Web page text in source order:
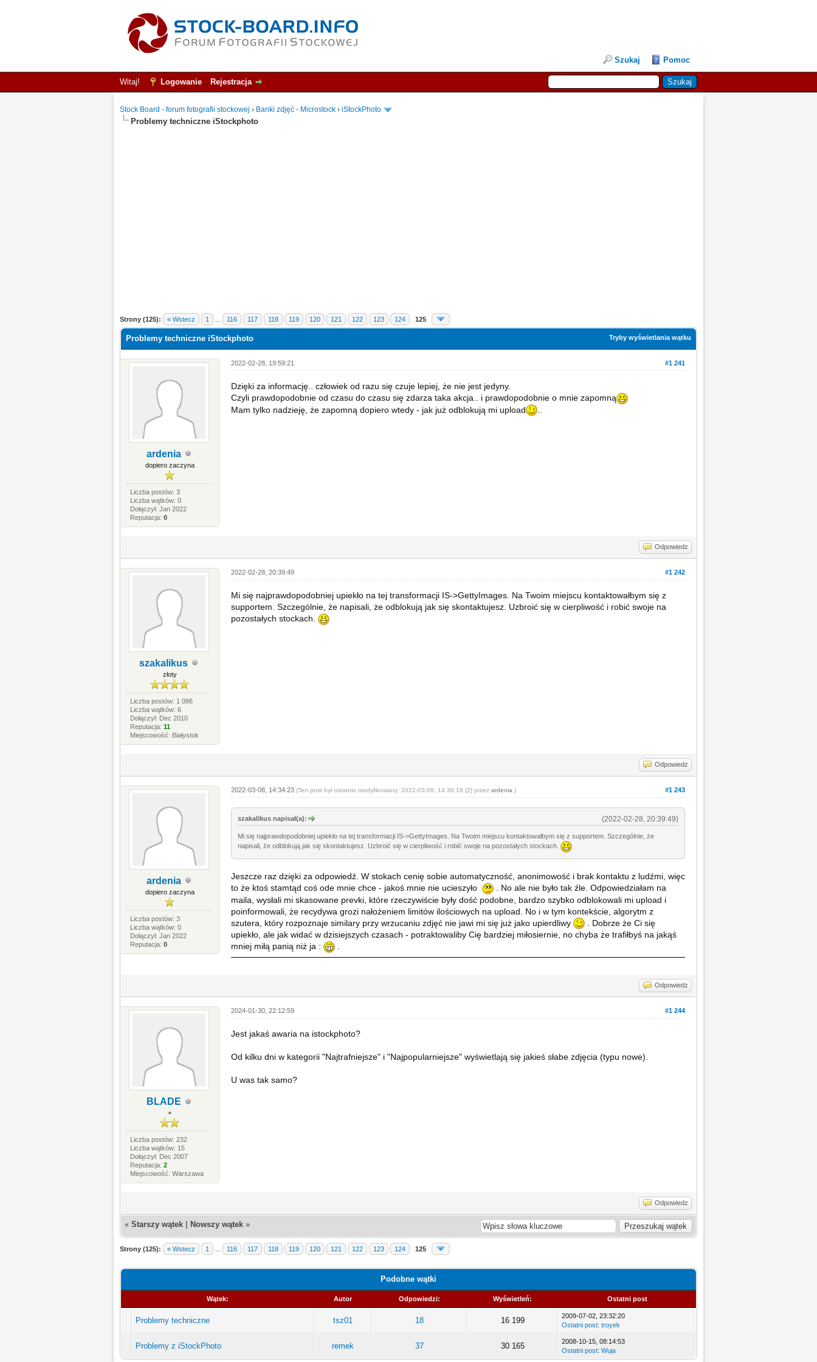
Szukaj Pomoc
Witaj! Logowanie Rejestracja
Stock Board - forum fotografii stockowej › Banki zdjęć - Microstock › iStockPhoto
Problemy techniczne iStockphoto
Strony (125): « Wstecz 1 116 117 118 119 120 121 122 123 124 125
Tryby wyświetlania wątku
Problemy techniczne iStockphoto
ardenia
dopiero zaczyna
Liczba postów: 3
Liczba wątków: 0
Dołączył: Jan 2022
Reputacja:0
#1 241
2022-02-28, 19:59:21
Dzięki za informację.. człowiek od razu się czuje lepiej, że nie jest jedyny.
Czyli prawdopodobnie od czasu do czasu się zdarza taka akcja.. i prawdopodobnie o mnie zapomną
Mam tylko nadzieję, że zapomną dopiero wtedy - jak już odblokują mi upload
..
Odpowiedz
szakalikus
złoty
Liczba postów: 1 086
Liczba wątków: 6
Dołączył: Dec 2010
Reputacja:11
Miejscowość: Białystok
#1 242
2022-02-28, 20:39:49
Mi się najprawdopodobniej upiekło na tej transformacji IS->GettyImages. Na Twoim miejscu kontaktowałbym się z
supportem. Szczególnie, że napisali, że odblokują jak się skontaktujesz. Uzbroić się w cierpliwość i robić swoje na
pozostałych stockach.
Odpowiedz
ardenia
dopiero zaczyna
Liczba postów: 3
Liczba wątków: 0
Dołączył: Jan 2022
Reputacja:0
#1 243
2022-03-08, 14:34:23 (Ten post był ostatnio modyfikowany: 2022-03-08, 14:36:18 {2} przez ardenia .)
(2022-02-28, 20:39:49)
szakalikus napisał(a):
Mi się najprawdopodobniej upiekło na tej transformacji IS->GettyImages. Na Twoim miejscu kontaktowałbym się z supportem. Szczególnie, że
napisali, że odblokują jak się skontaktujesz. Uzbroić się w cierpliwość i robić swoje na pozostałych stockach.
Jeszcze raz dzięki za odpowiedź. W stokach cenię sobie automatyczność, anonimowość i brak kontaktu z ludźmi, więc
to że ktoś stamtąd coś ode mnie chce - jakoś mnie nie ucieszyło
. No ale nie było tak źle. Odpowiedziałam na
maila, wysłali mi skasowane prevki, które rzeczywiście były dość podobne, bardzo szybko odblokowali mi upload i
poinformowali, że recydywa grozi nałożeniem limitów ilościowych na upload. No i w tym kontekście, algorytm z
szutera, który rozpoznaje similary przy wrzucaniu zdjęć nie jawi mi się już jako upierdliwy
. Dobrze że Ci się
upiekło, ale jak widać w dzisiejszych czasach - potraktowaliby Cię bardziej miłosiernie, no chyba że trafiłbyś na jakąś
mniej miłą panią niż ja :
.
Odpowiedz
BLADE
+
Liczba postów: 232
Liczba wątków: 15
Dołączył: Dec 2007
Reputacja:2
Miejscowość: Warszawa
#1 244
2024-01-30, 22:12:59
Jest jakaś awaria na istockphoto?
Od kilku dni w kategorii "Najtrafniejsze" i "Najpopularniejsze" wyświetlają się jakieś słabe zdjęcia (typu nowe).
U was tak samo?
Odpowiedz
« Starszy wątek Nowszy wątek »
Strony (125): « Wstecz 1 116 117 118 119 120 121 122 123 124 125
Podobne wątki
Wątek: Autor Odpowiedzi: Wyświetleń: Ostatni post
Problemy techniczne tsz01 18 16 199
2009-07-02, 23:32:20
Ostatni post: troyek
Problemy z iStockPhoto remek 37 30 165
2008-10-15, 08:14:53
Ostatni post: Wuja